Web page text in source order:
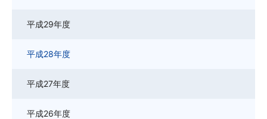
平成29年度
平成28年度
平成27年度
平成26年度